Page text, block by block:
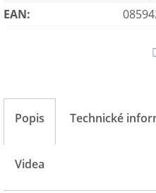
EAN:
Popis Technické
Videa